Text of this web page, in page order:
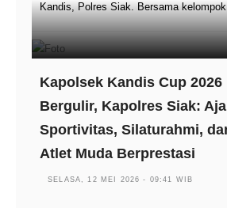
Kandis, Polres Siak. Bersama
Kapolsek Kandis Cup 2026
Bergulir, Kapolres Siak:
Sportivitas, Silaturahmi,
Atlet Muda Berprestasi
SELASA, 12 MEI 2026 - 09:41 WIB